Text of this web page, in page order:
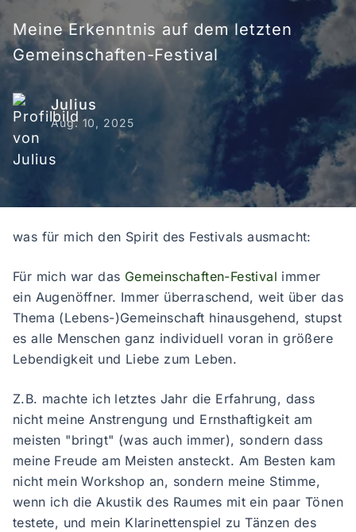
Meine Erkenntnis auf dem letzten
Gemeinschaften-Festival
Julius
Aug. 10, 2025
was für mich den Spirit des Festivals ausmacht:
Für mich war das Gemeinschaften-Festival immer
ein Augenöffner. Immer überraschend, weit über das
Thema (Lebens-)Gemeinschaft hinausgehend, stupst
es alle Menschen ganz individuell voran in größere
Lebendigkeit und Liebe zum Leben.
Z.B. machte ich letztes Jahr die Erfahrung, dass
nicht meine Anstrengung und Ernsthaftigkeit am
meisten "bringt" (was auch immer), sondern dass
meine Freude am Meisten ansteckt. Am Besten kam
nicht mein Workshop an, sondern meine Stimme,
wenn ich die Akustik des Raumes mit ein paar Tönen
testete, und mein Klarinettenspiel zu Tänzen des